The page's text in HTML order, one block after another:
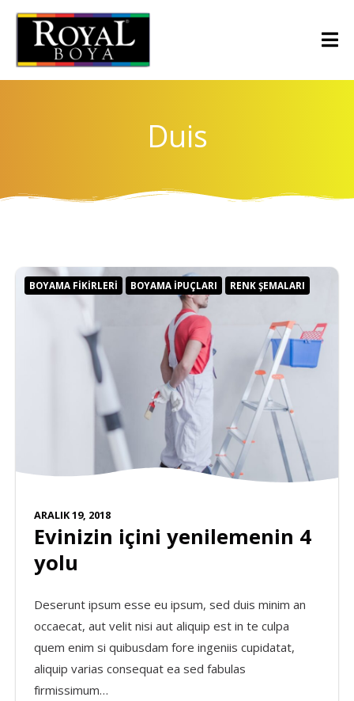
Duis
BOYAMA FIKIRLERI BOYAMA İPUÇLARI RENK ŞEMALARI
ARALIK 19, 2018
Evinizin içini yenilemenin 4
yolu
Deserunt ipsum esse eu ipsum, sed duis minim an
occaecat, aut velit nisi aut aliquip est in te culpa
quem enim si quibusdam fore ingeniis cupidatat,
aliquip varias consequat ea sed fabulas
firmissimum…